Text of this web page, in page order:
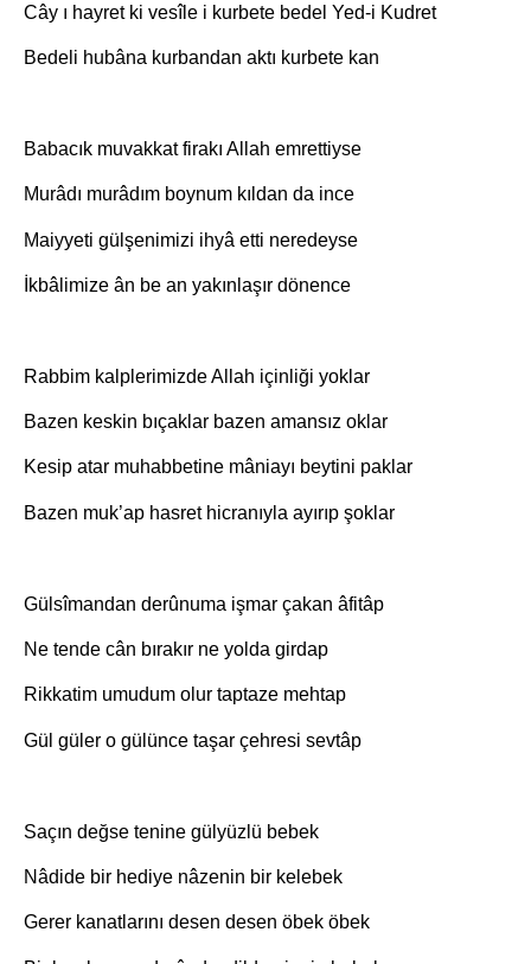
Cây ı hayret ki vesîle i kurbete bedel Yed-i Kudret
Bedeli hubâna kurbandan aktı kurbete kan
Babacık muvakkat firakı Allah emrettiyse
Murâdı murâdım boynum kıldan da ince
Maiyyeti gülşenimizi ihyâ etti neredeyse
İkbâlimize ân be an yakınlaşır dönence
Rabbim kalplerimizde Allah içinliği yoklar
Bazen keskin bıçaklar bazen amansız oklar
Kesip atar muhabbetine mâniayı beytini paklar
Bazen muk’ap hasret hicranıyla ayırıp şoklar
Gülsîmandan derûnuma işmar çakan âfitâp
Ne tende cân bırakır ne yolda girdap
Rikkatim umudum olur taptaze mehtap
Gül güler o gülünce taşar çehresi sevtâp
Saçın değse tenine gülyüzlü bebek
Nâdide bir hediye nâzenin bir kelebek
Gerer kanatlarını desen desen öbek öbek